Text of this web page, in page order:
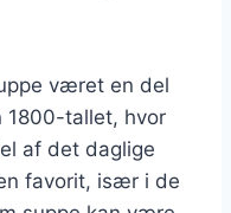
været en del
1800-tallet, hvor
af det daglige
favorit, især i de